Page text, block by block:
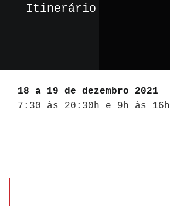
Itinerário
18 a 19 de dezembro 2021
7:30 às 20:30h e 9h às 16h